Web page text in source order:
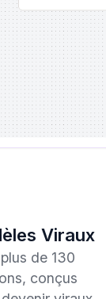
Viraux
de 130
conçus